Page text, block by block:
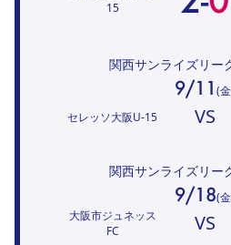
15
関西サンライズリー
9/11 (金
VS
セレッソ大阪U-15
関西サンライズリー
9/18(金
VS
大阪市ジュネッス
FC